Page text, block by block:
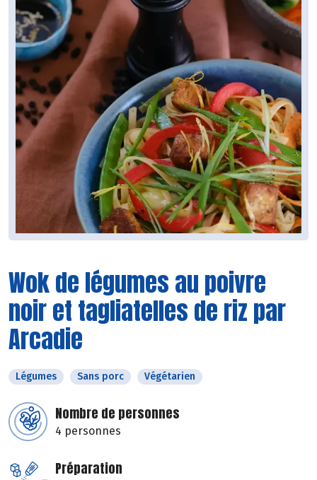
Wok de légumes au poivre
noir et tagliatelles de riz par
Arcadie
Légumes Sans porc Végétarien
Nombre de personnes
4 personnes
Préparation